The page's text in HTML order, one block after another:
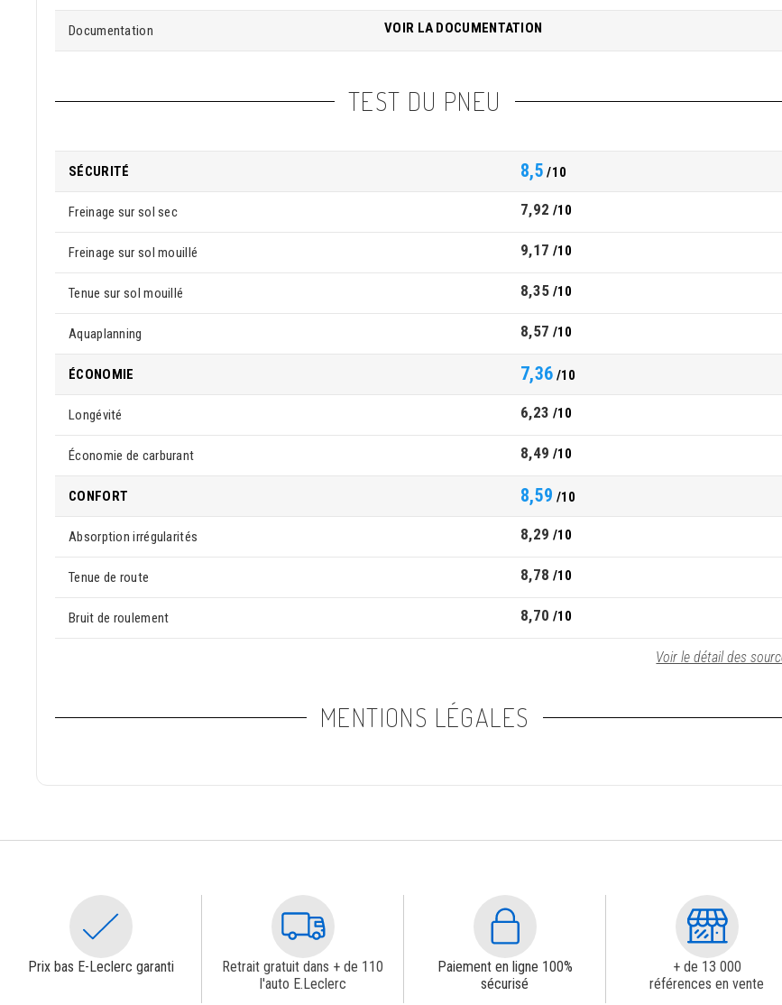
Documentation VOIR LA DOCUMENTATION
TEST DU PNEU
SÉCURITÉ 8,5 /10
Freinage sur sol sec 7,92 /10
Freinage sur sol mouillé 9,17 /10
Tenue sur sol mouillé 8,35 /10
Aquaplanning 8,57 /10
ÉCONOMIE 7,36 /10
Longévité 6,23 /10
Économie de carburant 8,49 /10
CONFORT 8,59 /10
Absorption irrégularités 8,29 /10
Tenue de route 8,78 /10
Bruit de roulement 8,70 /10
Voir le détail des
MENTIONS LÉGALES
Prix bas E-Leclerc garanti
Retrait gratuit dans + de 110
l'auto E.Leclerc
Paiement en ligne 100%
sécurisé
+ de 13 000
références en vente